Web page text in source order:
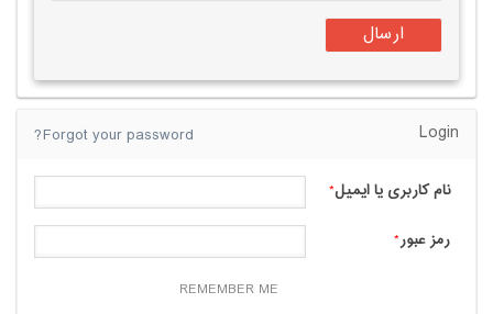
Login
Forgot your password?
نام کاربری یا ایمیل*
رمز عبور*
REMEMBER ME